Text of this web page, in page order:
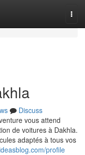
Discuss
vous attend
de voitures à Dakhla.
adaptés à tous vos
profile